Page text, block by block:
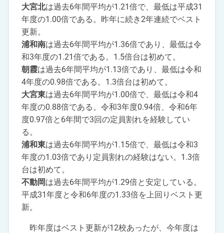
大宮北は過去6年間平均が1.21倍で、最低は平成31
年度の1.00倍である。昨年に続き2年連続でベスト
更新。
浦和南は過去6年間平均が1.36倍であり、最低は令
和3年度の1.21倍である。1.5倍台は初めて。
朝霞は過去6年間平均が1.13倍であり、最低は令和
4年度の0.98倍である。1.3倍台は初めて。
大宮東は過去6年間平均が1.00倍で、最低は令和4
年度の0.88倍である。令和3年度0.94倍、令和6年
度0.97倍と6年間で3回の定員割れを経験してい
る。
浦和東は過去6年間平均が1.15倍で、最低は令和3
年度の1.03倍であり定員割れの経験はない。1.3倍
台は初めて。
不動岡は過去6年間平均が1.29倍と安定している。
平成31年度と令和6年度の1.33倍を上回りベスト更
新。
昨年度はベスト更新が12校あったが、今年度は